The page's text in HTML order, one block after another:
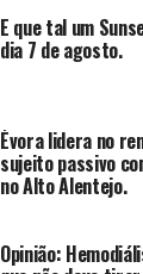
E que tal um
dia 7 de agosto.
Évora lidera no
sujeito passivo
no Alto Alentejo.
Opinião: